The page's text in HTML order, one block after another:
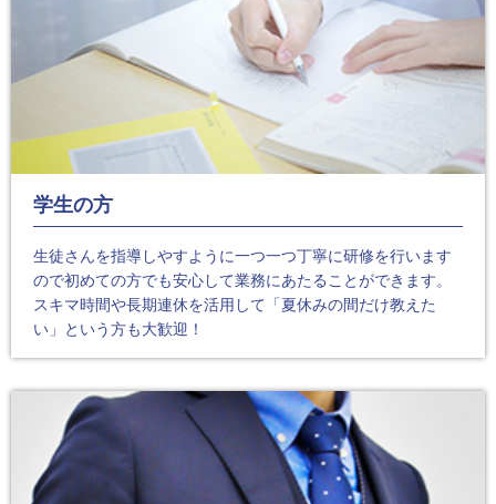
学生の方
生徒さんを指導しやすように一つ一つ丁寧に研修を行います
ので初めての方でも安心して業務にあたることができます。
スキマ時間や長期連休を活用して「夏休みの間だけ教えた
い」という方も大歓迎！